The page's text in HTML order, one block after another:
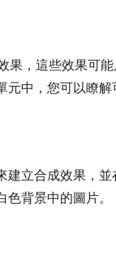
果，這些效果可
中，您可以瞭解
建立合成效果，
背景中的圖片。